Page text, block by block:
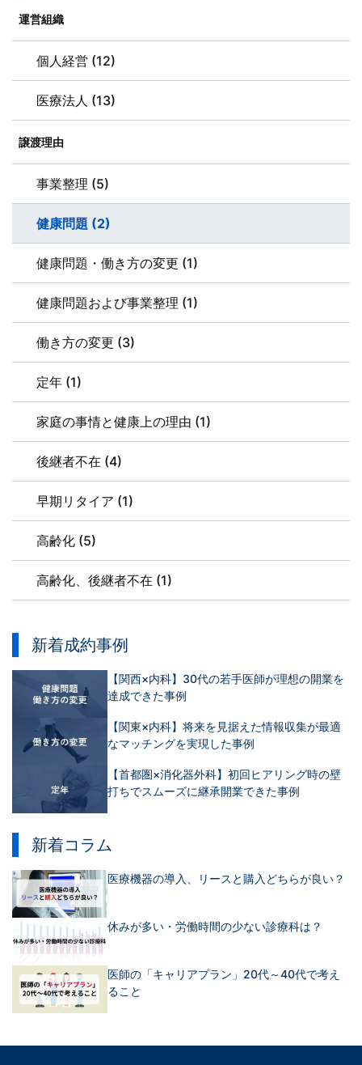
運営組織
個人経営 (12)
医療法人 (13)
譲渡理由
事業整理 (5)
健康問題 (2)
健康問題・働き方の変更 (1)
健康問題および事業整理 (1)
働き方の変更 (3)
定年 (1)
家庭の事情と健康上の理由 (1)
後継者不在 (4)
早期リタイア (1)
高齢化 (5)
高齢化、後継者不在 (1)
新着成約事例
【関西×内科】30代の若手医師が理想の開業を
達成できた事例
【関東×内科】将来を見据えた情報収集が最適
なマッチングを実現した事例
【首都圏×消化器外科】初回ヒアリング時の壁
打ちでスムーズに継承開業できた事例
新着コラム
医療機器の導入、リースと購入どちらが良い？
休みが多い・労働時間の少ない診療科は？
医師の「キャリアプラン」20代～40代で考え
ること